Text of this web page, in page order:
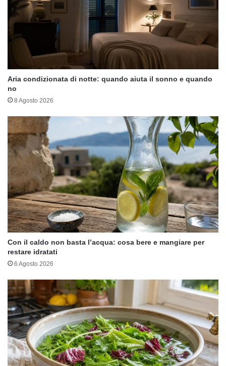
Aria condizionata di notte: quando aiuta il sonno e quando
no
8 Agosto 2026
Con il caldo non basta l’acqua: cosa bere e mangiare per
restare idratati
6 Agosto 2026